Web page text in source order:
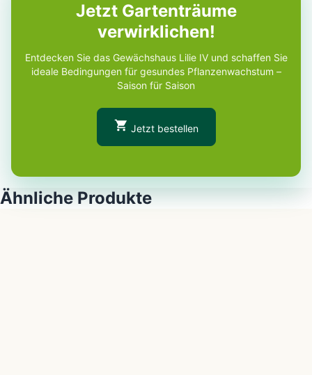
Jetzt Gartenträume
verwirklichen!
Entdecken Sie das Gewächshaus Lilie IV und schaffen Sie
ideale Bedingungen für gesundes Pflanzenwachstum –
Saison für Saison
Jetzt bestellen
Ähnliche Produkte